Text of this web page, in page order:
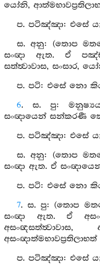
යෝනි,
ප. පටිඤ්ඤා: එසේ
ස. අනු: (තොප
සංඥා ඇත. ඒ
සත්ත්‍වාවාස, සංසාර,
ප. පටි: එසේ නො
6. ස. පු:
සංඥායෙන් සන්කරණී
ප. පටිඤ්ඤා: එසේ
ස. අනු: (තොප
සංඥා ඇත. ඒ
ප. පටි: එසේ නො
7. ස. පු: (තොප
සංඥා ඇත. ඒ
අසංඥසත්ත්‍වාවාස,
අසංඥාත්මභාවප්‍රතිලාභත්
ප. පටිඤ්ඤා: එසේ